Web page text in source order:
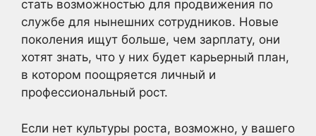
стать возможностью для продвижения по
службе для нынешних сотрудников. Новые
поколения ищут больше, чем зарплату, они
хотят знать, что у них будет карьерный план,
в котором поощряется личный и
профессиональный рост.
Если нет культуры роста, возможно, у вашего